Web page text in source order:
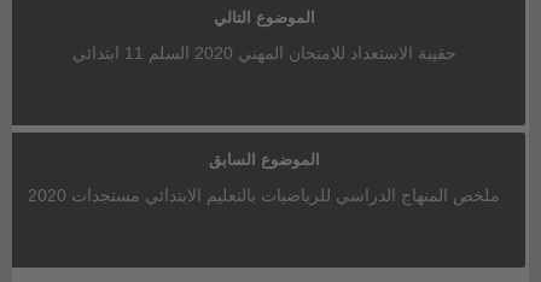
الموضوع التالي
حقيبة الاستعداد للامتحان المهني 2020 السلم 11 ابتدائي
الموضوع السابق
ملخص المنهاج الدراسي للرياضيات بالتعليم الابتدائي مستجدات 2020